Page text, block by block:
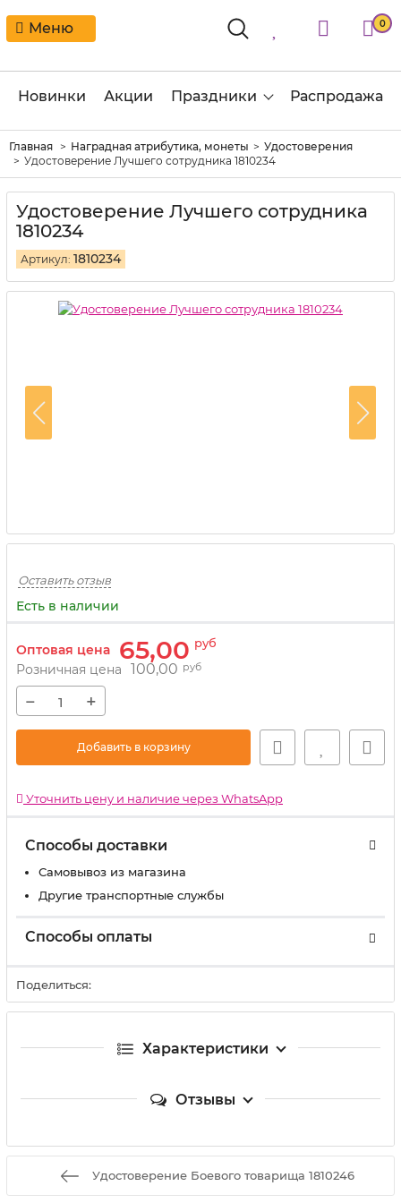
Меню 0
Новинки Акции Праздники Распродажа
Главная Наградная атрибутика, монеты
Удостоверения
Удостоверение Лучшего сотрудника 1810234
Удостоверение Лучшего сотрудника
1810234
Артикул: 1810234
Оставить отзыв
Есть в наличии
Оптовая цена 65,00 руб
Розничная цена 100,00 руб
− +
Добавить в корзину
Уточнить цену и наличие через WhatsApp
Способы доставки
Самовывоз из магазина
Другие транспортные службы
Способы оплаты
Поделиться:
Характеристики
Отзывы
Удостоверение Боевого товарища 1810246